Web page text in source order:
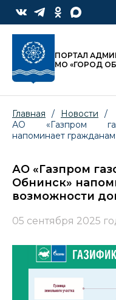
ПОРТАЛ
МО «ГОРОД
Главная / Новости
/
АО «Газпром
напоминает
АО «Газпром
Обнинск»
возможности
05 сентября 2025